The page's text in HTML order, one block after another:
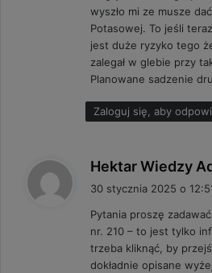
wyszło mi ze musze
Potasowej. To jeśli
jest duże ryzyko tego
zalegał w glebie przy
Planowane sadzenie
Zaloguj się, aby
Hektar Wiedzy
30 stycznia 2025 o
Pytania proszę
nr. 210 – to jest tylko
trzeba kliknąć, by
dokładnie opisane